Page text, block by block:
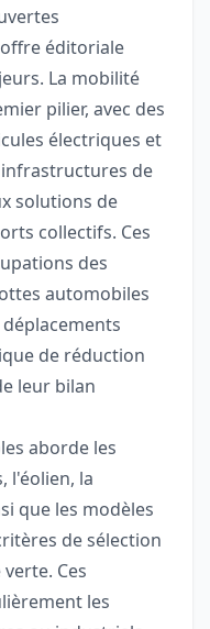
éditoriale
La mobilité
pilier, avec des
électriques et
de
solutions de
collectifs. Ces
des
automobiles
de réduction
leur bilan
aborde les
l'éolien, la
que les modèles
de sélection
Ces
les